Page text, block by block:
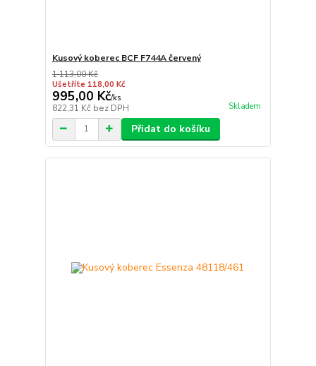
Kusový koberec BCF F744A červený
1 113,00 Kč
Ušetříte 118,00 Kč
995,00 Kč/ks
822,31 Kč bez DPH Skladem
Přidat do košíku